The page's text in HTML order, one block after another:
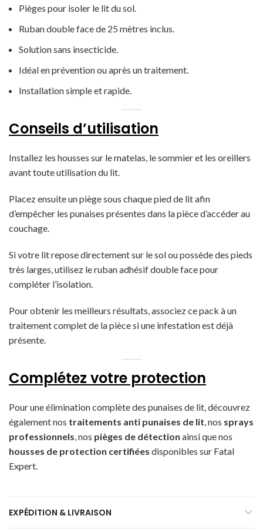
Pièges pour isoler le lit du sol.
Ruban double face de 25 mètres inclus.
Solution sans insecticide.
Idéal en prévention ou après un traitement.
Installation simple et rapide.
Conseils d’utilisation
Installez les housses sur le matelas, le sommier et les oreillers
avant toute utilisation du lit.
Placez ensuite un piège sous chaque pied de lit afin
d’empêcher les punaises présentes dans la pièce d’accéder au
couchage.
Si votre lit repose directement sur le sol ou possède des pieds
très larges, utilisez le ruban adhésif double face pour
compléter l’isolation.
Pour obtenir les meilleurs résultats, associez ce pack à un
traitement complet de la pièce si une infestation est déjà
présente.
Complétez votre protection
Pour une élimination complète des punaises de lit, découvrez
également nos traitements anti punaises de lit, nos sprays
professionnels, nos pièges de détection ainsi que nos
housses de protection certifiées disponibles sur Fatal
Expert.
EXPÉDITION & LIVRAISON